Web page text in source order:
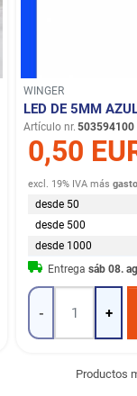
WINGER
LED DE 5MM
Artículo nr. 503594100
0,50
excl. 19% IVA más
desde 50
desde 500
desde 1000
Entrega sáb 08.
- +
Productos